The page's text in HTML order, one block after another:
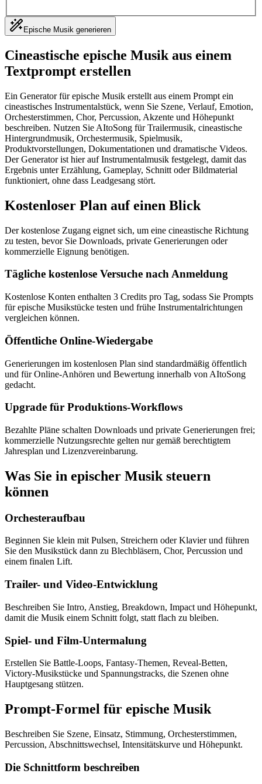
Epische Musik generieren
Cineastische epische Musik aus einem
Textprompt erstellen
Ein Generator für epische Musik erstellt aus einem Prompt ein
cineastisches Instrumentalstück, wenn Sie Szene, Verlauf, Emotion,
Orchesterstimmen, Chor, Percussion, Akzente und Höhepunkt
beschreiben. Nutzen Sie AItoSong für Trailermusik, cineastische
Hintergrundmusik, Orchestermusik, Spielmusik,
Produktvorstellungen, Dokumentationen und dramatische Videos.
Der Generator ist hier auf Instrumentalmusik festgelegt, damit das
Ergebnis unter Erzählung, Gameplay, Schnitt oder Bildmaterial
funktioniert, ohne dass Leadgesang stört.
Kostenloser Plan auf einen Blick
Der kostenlose Zugang eignet sich, um eine cineastische Richtung
zu testen, bevor Sie Downloads, private Generierungen oder
kommerzielle Eignung benötigen.
Tägliche kostenlose Versuche nach Anmeldung
Kostenlose Konten enthalten 3 Credits pro Tag, sodass Sie Prompts
für epische Musikstücke testen und frühe Instrumentalrichtungen
vergleichen können.
Öffentliche Online-Wiedergabe
Generierungen im kostenlosen Plan sind standardmäßig öffentlich
und für Online-Anhören und Bewertung innerhalb von AItoSong
gedacht.
Upgrade für Produktions-Workflows
Bezahlte Pläne schalten Downloads und private Generierungen frei;
kommerzielle Nutzungsrechte gelten nur gemäß berechtigtem
Jahresplan und Lizenzvereinbarung.
Was Sie in epischer Musik steuern
können
Orchesteraufbau
Beginnen Sie klein mit Pulsen, Streichern oder Klavier und führen
Sie den Musikstück dann zu Blechbläsern, Chor, Percussion und
einem finalen Lift.
Trailer- und Video-Entwicklung
Beschreiben Sie Intro, Anstieg, Breakdown, Impact und Höhepunkt,
damit die Musik einem Schnitt folgt, statt flach zu bleiben.
Spiel- und Film-Untermalung
Erstellen Sie Battle-Loops, Fantasy-Themen, Reveal-Betten,
Victory-Musikstücke und Spannungstracks, die Szenen ohne
Hauptgesang stützen.
Prompt-Formel für epische Musik
Beschreiben Sie Szene, Einsatz, Stimmung, Orchesterstimmen,
Percussion, Abschnittswechsel, Intensitätskurve und Höhepunkt.
Die Schnittform beschreiben